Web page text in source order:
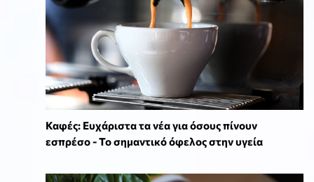
Καφές: Ευχάριστα τα νέα για όσους πίνουν
εσπρέσο - Το σημαντικό όφελος στην υγεία